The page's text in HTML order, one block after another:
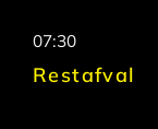
07:30
Restafval